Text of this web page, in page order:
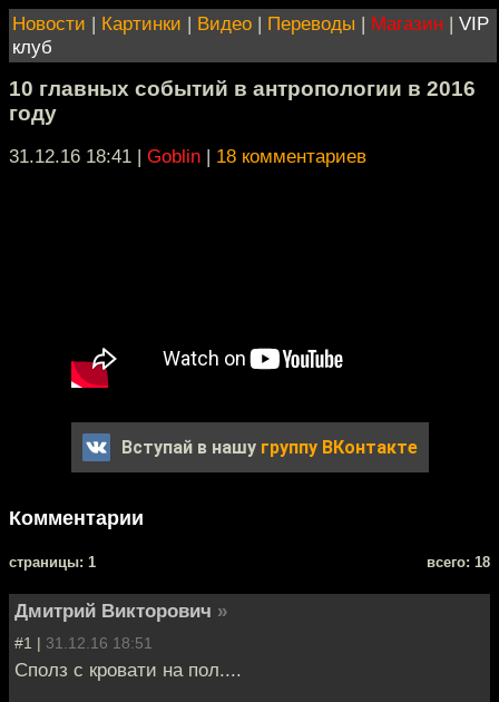
Новости | Картинки | Видео | Переводы | Магазин | VIP
клуб
10 главных событий в антропологии в 2016
году
31.12.16 18:41 | Goblin | 18 комментариев
Вступай в нашу группу ВКонтакте
Комментарии
cтраницы: 1 всего: 18
Дмитрий Викторович »
#1 | 31.12.16 18:51
Сполз с кровати на пол....